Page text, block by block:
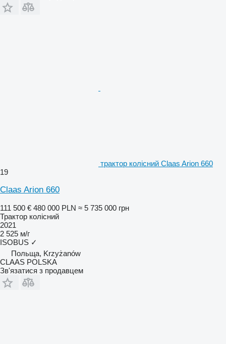
трактор колісний Claas Arion 660
19
Claas Arion 660
111 500 € 480 000 PLN ≈ 5 735 000 грн
Трактор колісний
2021
2 525 м/г
ISOBUS ✓
Польща, Krzyżanów
CLAAS POLSKA
Зв'язатися з продавцем